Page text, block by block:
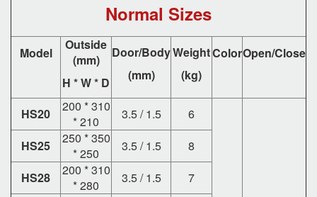
Normal Sizes
Model
Outside
(mm)
H * W * D
Door/Body
(mm)
Weight
(kg)
ColorOpen/Close
HS20
200 * 310
* 210
3.5 / 1.5 6
HS25
250 * 350
* 250
3.5 / 1.5
8
HS28
200 * 310
* 280
3.5 / 1.5
7